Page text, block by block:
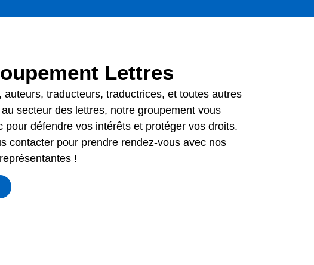
Lettres
auteurs, traducteurs, traductrices, et toutes autres
secteur des lettres, notre groupement vous
pour défendre vos intérêts et protéger vos droits.
contacter pour prendre rendez-vous avec nos
!